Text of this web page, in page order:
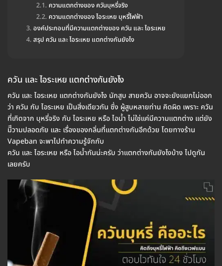
ความแตกต่างของ ควันบุหรี่จริง
ความแตกต่างของ ไอระเหย บุหรี่ไฟฟ้า
องค์ประกอบที่มีความแตกต่างของ ควัน และ ไอระเหย
สรุป ควัน และ ไอระเหย แตกต่างกันยังไง
ควัน และ ไอระเหย แตกต่างกันยังไง
ควัน และ ไอระเหย แตกต่างกันยังไง นักสูบ สายควัน อาจจะยังแยกไม่ออก
ว่า ควัน กับ ไอระเหย เป็นสิ่งเดียวกัน ซึ่ง ผู้สูบหลายท่าน คิดผิด เพราะ ควัน
ที่เกิดจาก บุหรี่จริง กับ ไอระเหย หรือ ไอน้ำ ไม่ใช่แค่มีความแตกต่าง แต่ยัง
มีึวามปลอดภัย และ เรื่องของกลิ่นที่แตกต่างกันอีกด้วย โดยทางร้าน
Vapeban จะพาไปทำความรู้จักกับ
ควัน และ ไอระเหย หรือ ไอน้ำกันน่ะครับ ว่าแตกต่างกันยังไงบ้าง ไปดูกัน
เลยครับ